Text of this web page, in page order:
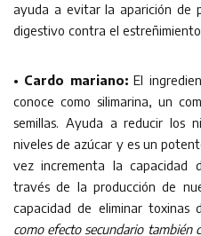
ayuda a evitar la aparición de
digestivo contra el
• Cardo mariano:El
conoce como silimarina, un
semillas. Ayuda a reducir los
niveles de azúcar y es un
vez incrementa la capacidad
través de la producción de
capacidad de eliminar toxinas
como efecto secundario también